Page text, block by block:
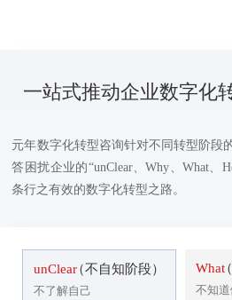
一站式推动企业数字化
元年数字化转型咨询针对不同转型阶段
答困扰企业的“unClear、Why、What、
条行之有效的数字化转型之路。
unClear（不自知阶段）
不了解自己
What
不知道